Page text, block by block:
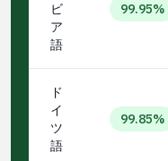
ビ
ア
語
99.95%
ド
イ
ツ
語
99.85%